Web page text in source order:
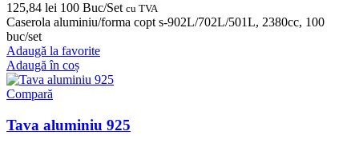
125,84 lei 100 Buc/Set cu TVA
Caserola aluminiu/forma copt s-902L/702L/501L, 2380cc, 100
buc/set
Adaugă la favorite
Adaugă în coș
Compară
Tava aluminiu 925